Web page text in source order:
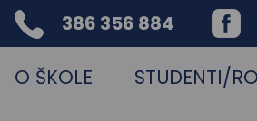
O ŠKOLE STUDENTI/
Telefon
386 356 884